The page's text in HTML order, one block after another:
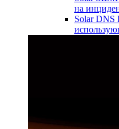
на
Solar DNS